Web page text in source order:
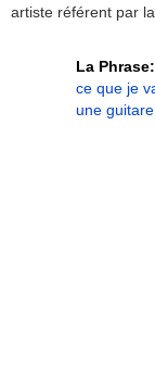
artiste référent par la
La Phrase:
ce que je
une guitare.